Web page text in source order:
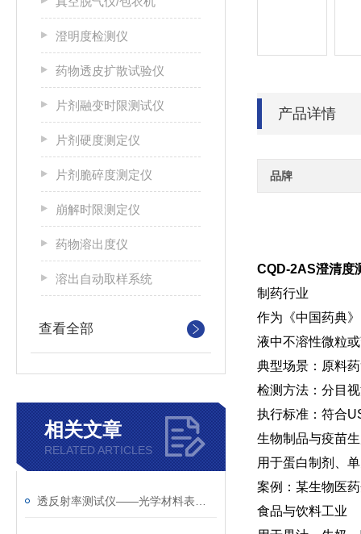
澄明度检测仪
药物透皮扩散试验仪
片剂融变时限测试仪
片剂硬度测定仪
片剂脆碎度测定仪
崩解时限测定仪
药物溶出度仪
溶出自动取样系统
查看全部
相关文章
RELATED ARTICLES
产品详情
品牌
CQD-2AS澄清度
‌制药行业‌
作为《中国药典
液中不溶性微粒
典型场景：原料
检测方法：分‌目
执行标准：符合
生物制品与疫苗
用于蛋白制剂、
案例：某生物医
‌食品与饮料工业‌